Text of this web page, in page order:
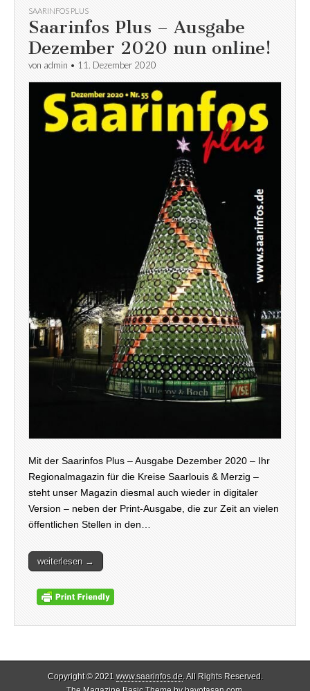
SAARINFOS PLUS
Saarinfos Plus – Ausgabe
Dezember 2020 nun online!
von admin • 11. Dezember 2020
Mit der Saarinfos Plus – Ausgabe Dezember 2020 – Ihr
Regionalmagazin für die Kreise Saarlouis & Merzig –
steht unser Magazin diesmal auch wieder in digitaler
Version – neben der Print-Ausgabe, die zur Zeit an vielen
öffentlichen Stellen in den…
weiterlesen →
Copyright © 2021 www.saarinfos.de. All Rights Reserved.